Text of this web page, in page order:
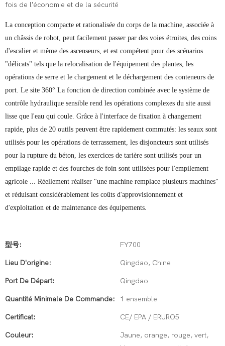
fois de l'économie et de la sécurité
La conception compacte et rationalisée du corps de la machine, associée à
un châssis de robot, peut facilement passer par des voies étroites, des coins
d'escalier et même des ascenseurs, et est compétent pour des scénarios
"délicats" tels que la relocalisation de l'équipement des plantes, les
opérations de serre et le chargement et le déchargement des conteneurs de
port. Le site 360° La fonction de direction combinée avec le système de
contrôle hydraulique sensible rend les opérations complexes du site aussi
lisse que l'eau qui coule. Grâce à l'interface de fixation à changement
rapide, plus de 20 outils peuvent être rapidement commutés: les seaux sont
utilisés pour les opérations de terrassement, les disjoncteurs sont utilisés
pour la rupture du béton, les exercices de tarière sont utilisés pour un
empilage rapide et des fourches de foin sont utilisées pour l'empilement
agricole ... Réellement réaliser "une machine remplace plusieurs machines"
et réduisant considérablement les coûts d'approvisionnement et
d'exploitation et de maintenance des équipements.
型号: FY700
Lieu D'origine: Qingdao, Chine
Port De Départ: Qingdao
Quantité Minimale De Commande: 1 ensemble
Certificat: CE/ EPA / ERURO5
Couleur:
Jaune, orange, rouge, vert,